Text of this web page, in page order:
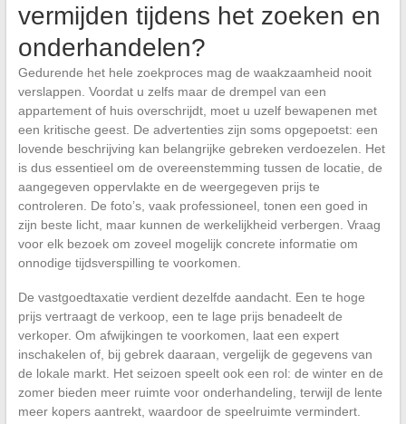
vermijden tijdens het zoeken en
onderhandelen?
Gedurende het hele zoekproces mag de waakzaamheid nooit
verslappen. Voordat u zelfs maar de drempel van een
appartement of huis overschrijdt, moet u uzelf bewapenen met
een kritische geest. De advertenties zijn soms opgepoetst: een
lovende beschrijving kan belangrijke gebreken verdoezelen. Het
is dus essentieel om de overeenstemming tussen de locatie, de
aangegeven oppervlakte en de weergegeven prijs te
controleren. De foto’s, vaak professioneel, tonen een goed in
zijn beste licht, maar kunnen de werkelijkheid verbergen. Vraag
voor elk bezoek om zoveel mogelijk concrete informatie om
onnodige tijdsverspilling te voorkomen.
De vastgoedtaxatie verdient dezelfde aandacht. Een te hoge
prijs vertraagt de verkoop, een te lage prijs benadeelt de
verkoper. Om afwijkingen te voorkomen, laat een expert
inschakelen of, bij gebrek daaraan, vergelijk de gegevens van
de lokale markt. Het seizoen speelt ook een rol: de winter en de
zomer bieden meer ruimte voor onderhandeling, terwijl de lente
meer kopers aantrekt, waardoor de speelruimte vermindert.